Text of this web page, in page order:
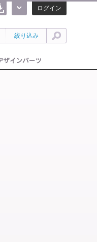
ログイン
絞り込み